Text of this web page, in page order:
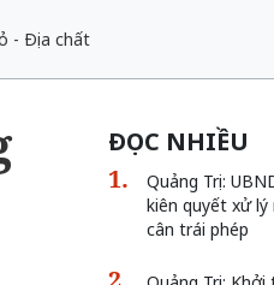
- Địa chất
ĐỌC NHIỀU
Quảng Trị:
kiên quyết xử
cân trái phép